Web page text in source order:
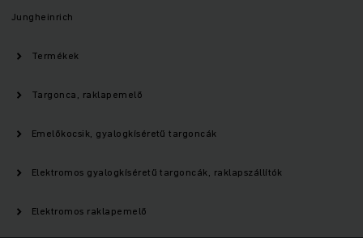
Jungheinrich
Termékek
Targonca, raklapemelő
Emelőkocsik, gyalogkíséretű targoncák
Elektromos gyalogkíséretű targoncák, raklapszállítók
Elektromos raklapemelő